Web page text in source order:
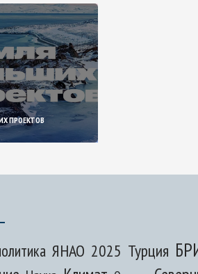
ПРОЕКТОВ
ЯНАО 2025 Турция